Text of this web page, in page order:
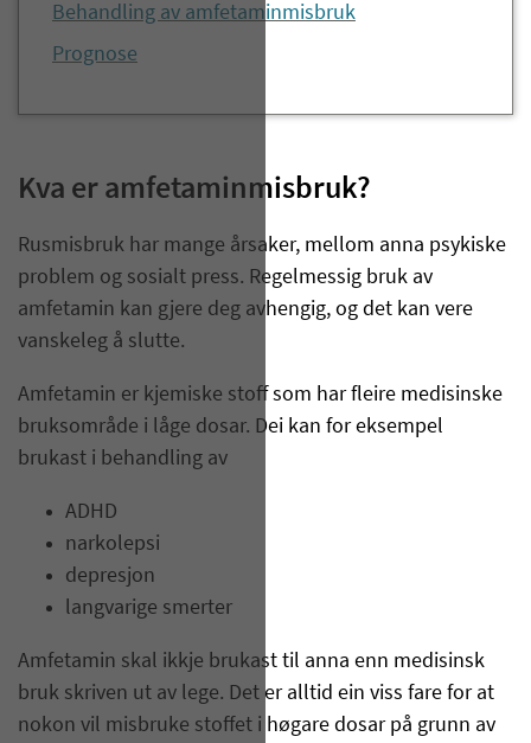
Behandling av amfetaminmisbruk
Prognose
Kva er amfetaminmisbruk?
Rusmisbruk har mange årsaker, mellom anna psykiske
problem og sosialt press. Regelmessig bruk av
amfetamin kan gjere deg avhengig, og det kan vere
vanskeleg å slutte.
Amfetamin er kjemiske stoff som har fleire medisinske
bruksområde i låge dosar. Dei kan for eksempel
brukast i behandling av
ADHD
narkolepsi
depresjon
langvarige smerter
Amfetamin skal ikkje brukast til anna enn medisinsk
bruk skriven ut av lege. Det er alltid ein viss fare for at
nokon vil misbruke stoffet i høgare dosar på grunn av